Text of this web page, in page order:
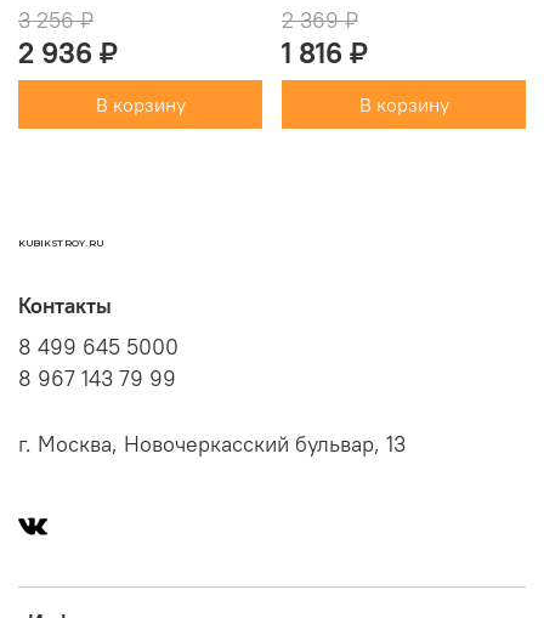
3 256 ₽
2 936 ₽
В корзину
2 369 ₽
1 816 ₽
В корзину
KUBIKSTROY.RU
Контакты
8 499 645 5000
8 967 143 79 99
г. Москва, Новочеркасский бульвар, 13